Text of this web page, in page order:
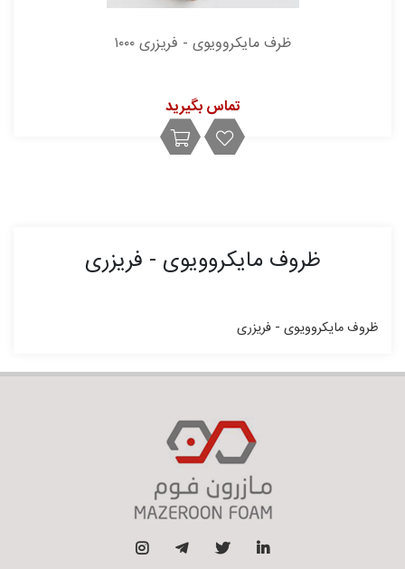
ظرف مایکروویوی - فریزری ۱۰۰۰
تماس بگیرید
ظروف مایکروویوی - فریزری
ظروف مایکروویوی - فریزری